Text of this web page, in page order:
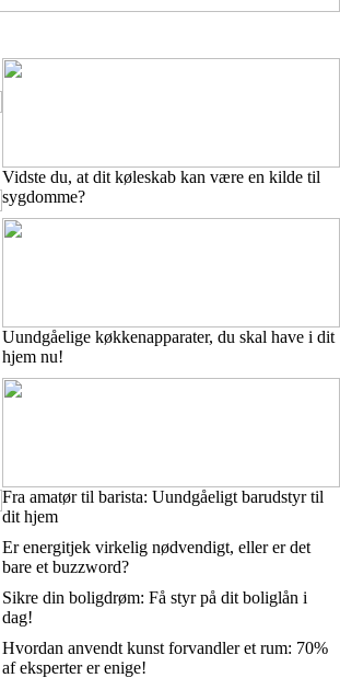
Vidste du, at dit køleskab kan være en kilde til
sygdomme?
Uundgåelige køkkenapparater, du skal have i dit
hjem nu!
Fra amatør til barista: Uundgåeligt barudstyr til
dit hjem
Er energitjek virkelig nødvendigt, eller er det
bare et buzzword?
Sikre din boligdrøm: Få styr på dit boliglån i
dag!
Hvordan anvendt kunst forvandler et rum: 70%
af eksperter er enige!